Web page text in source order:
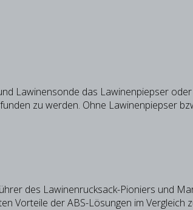
Lawinensonde das Lawinenpiepser
zu werden. Ohne Lawinenpiepser
des Lawinenrucksack-Pioniers und
Vorteile der ABS-Lösungen im Vergleich